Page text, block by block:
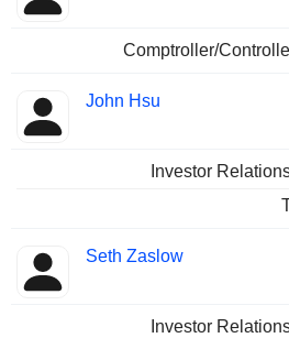
Comptroller/
John Hsu
Investor
Seth Zaslow
Investor